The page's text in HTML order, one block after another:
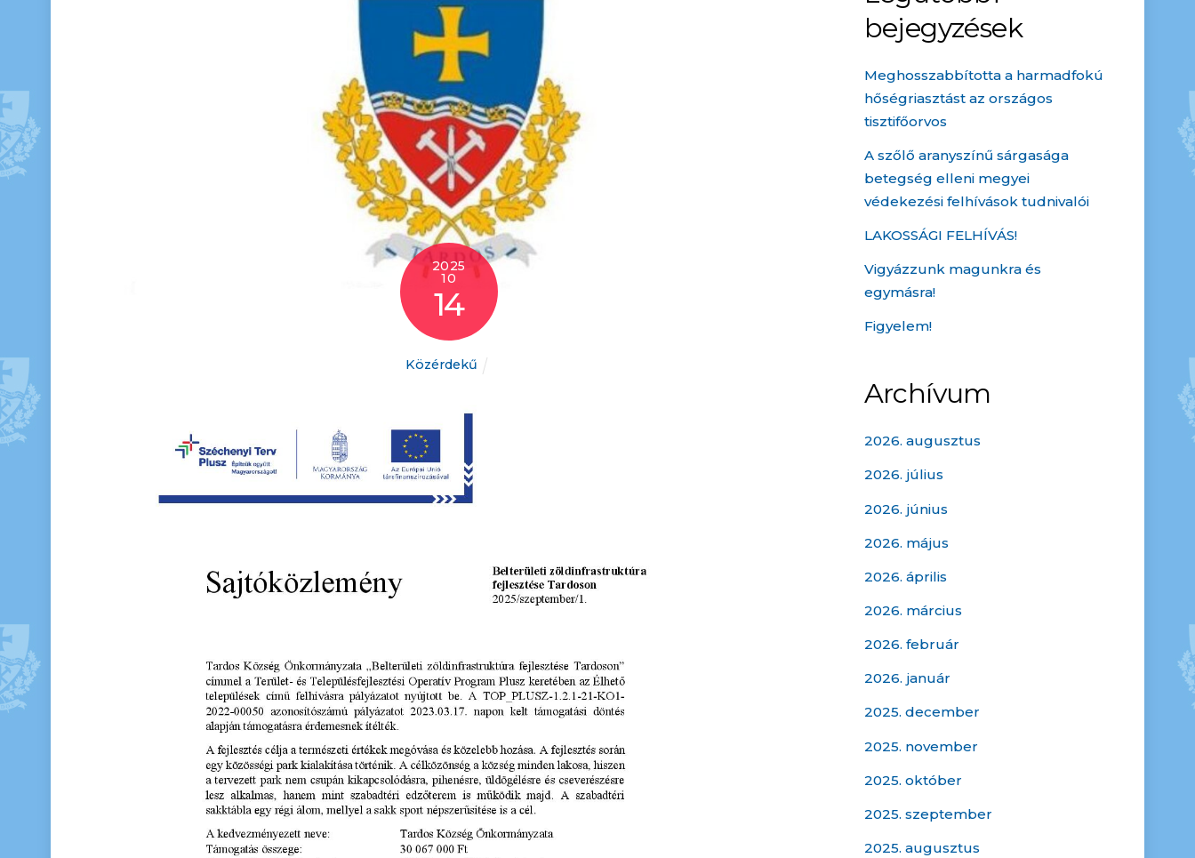
2025
10
14
Közérdekű
bejegyzések
Meghosszabbította a harmadfokú
hőségriasztást az országos
tisztifőorvos
A szőlő aranyszínű sárgasága
betegség elleni megyei
védekezési felhívások tudnivalói
LAKOSSÁGI FELHÍVÁS!
Vigyázzunk magunkra és
egymásra!
Figyelem!
Archívum
2026. augusztus
2026. július
2026. június
2026. május
2026. április
2026. március
2026. február
2026. január
2025. december
2025. november
2025. október
2025. szeptember
2025. augusztus